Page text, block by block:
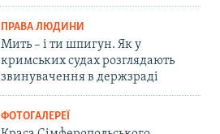
ПРАВА ЛЮДИНИ
Мить – і ти шпигун. Як у
кримських судах розглядають
звинувачення в держзраді
ФОТОГАЛЕРЕЇ